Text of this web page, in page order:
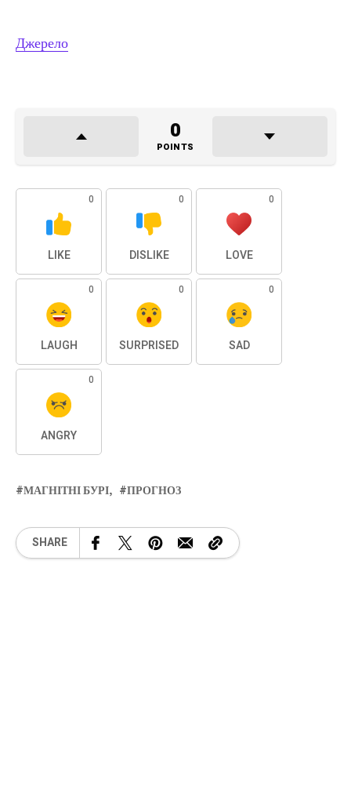
Джерело
0
POINTS
0
LIKE
0
DISLIKE
0
LOVE
0
LAUGH
0
SURPRISED
0
SAD
0
ANGRY
МАГНІТНІ БУРІ ПРОГНОЗ
SHARE